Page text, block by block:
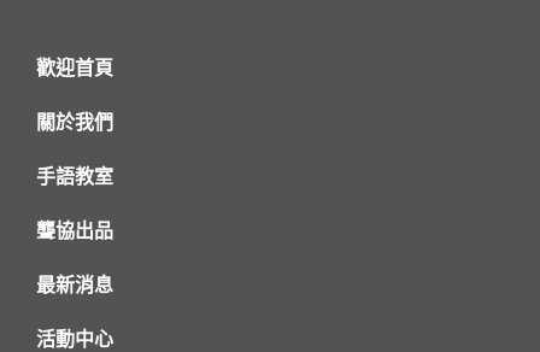
歡迎首頁
關於我們
手語教室
聾協出品
最新消息
活動中心